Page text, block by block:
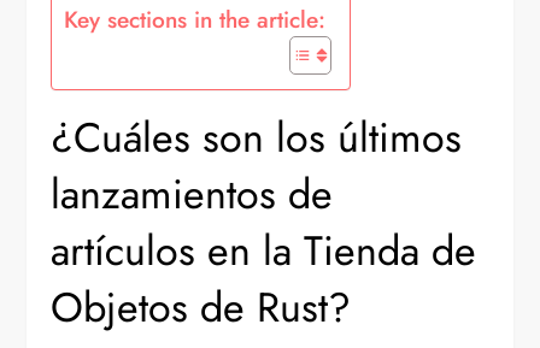
Key sections in the article:
¿Cuáles son los últimos
lanzamientos de
artículos en la Tienda de
Objetos de Rust?